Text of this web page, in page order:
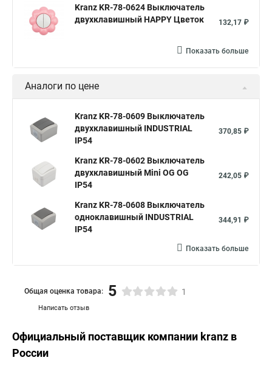
Kranz KR-78-0624 Выключатель
двухклавишный HAPPY Цветок
132,17 ₽
Показать больше
Аналоги по цене
Kranz KR-78-0609 Выключатель
двухклавишный INDUSTRIAL
IP54
370,85 ₽
Kranz KR-78-0602 Выключатель
двухклавишный Mini OG OG
IP54
242,05 ₽
Kranz KR-78-0608 Выключатель
одноклавишный INDUSTRIAL
IP54
344,91 ₽
Показать больше
Написать отзыв
Общая оценка товара: 5 1
Официальный поставщик компании kranz в
России